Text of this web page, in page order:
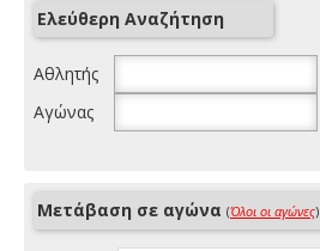
Ελεύθερη Αναζήτηση
Αθλητής
Αγώνας
Μετάβαση σε αγώνα (Όλοι οι αγώνες)